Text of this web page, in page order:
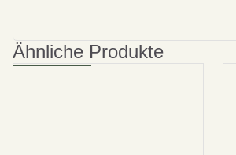
Ähnliche Produkte